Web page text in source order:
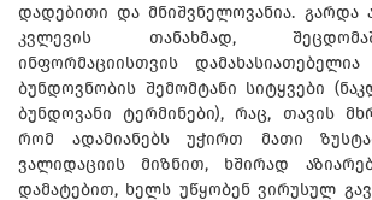
დადებითი და მნიშვნელოვანია. გარდა
კვლევის თანახმად,
ინფორმაციისთვის
ბუნდოვნობის შემომტანი სიტყვები
ბუნდოვანი ტერმინები), რაც, თავის
რომ ადამიანებს უჭირთ მათი
ვალიდაციის მიზნით, ხშირად
დამატებით, ხელს უწყობენ ვირუსულ